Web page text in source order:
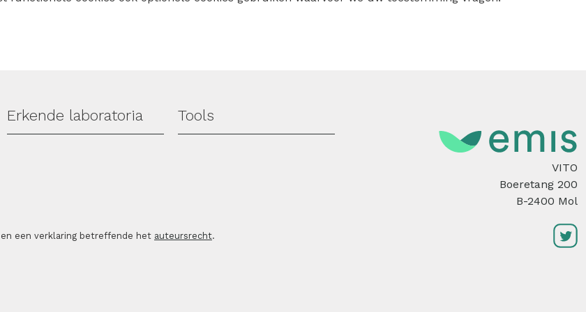
Erkende laboratoria Tools
en een verklaring betreffende het auteursrecht.
VITO
Boeretang 200
B-2400 Mol